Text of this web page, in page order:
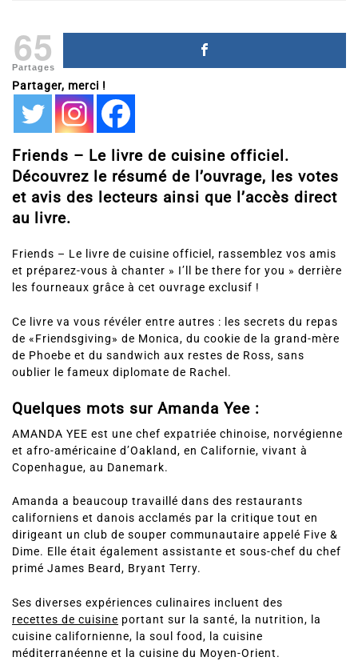
65
Partages
Partager, merci !
Friends – Le livre de cuisine officiel.
Découvrez le résumé de l’ouvrage, les votes
et avis des lecteurs ainsi que l’accès direct
au livre.
Friends – Le livre de cuisine officiel, rassemblez vos amis
et préparez-vous à chanter » I’ll be there for you » derrière
les fourneaux grâce à cet ouvrage exclusif !
Ce livre va vous révéler entre autres : les secrets du repas
de «Friendsgiving» de Monica, du cookie de la grand-mère
de Phoebe et du sandwich aux restes de Ross, sans
oublier le fameux diplomate de Rachel.
Quelques mots sur Amanda Yee :
AMANDA YEE est une chef expatriée chinoise, norvégienne
et afro-américaine d’Oakland, en Californie, vivant à
Copenhague, au Danemark.
Amanda a beaucoup travaillé dans des restaurants
californiens et danois acclamés par la critique tout en
dirigeant un club de souper communautaire appelé Five &
Dime. Elle était également assistante et sous-chef du chef
primé James Beard, Bryant Terry.
Ses diverses expériences culinaires incluent des
recettes de cuisine portant sur la santé, la nutrition, la
cuisine californienne, la soul food, la cuisine
méditerranéenne et la cuisine du Moyen-Orient.